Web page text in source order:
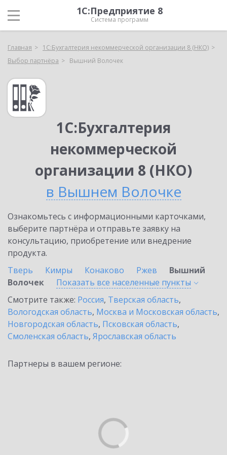
1С:Предприятие 8
Система программ
Главная
1С:Бухгалтерия некоммерческой организации 8 (НКО)
Выбор партнёра
Вышний Волочек
1С:Бухгалтерия
некоммерческой
организации 8 (НКО)
в Вышнем Волочке
Ознакомьтесь с информационными карточками,
выберите партнёра и отправьте заявку на
консультацию, приобретение или внедрение
продукта.
Тверь
Кимры Конаково Ржев
Вышний
Волочек
Показать все населенные пункты
Смотрите также: Россия, Тверская область,
Вологодская область, Москва и Московская область,
Новгородская область, Псковская область,
Смоленская область, Ярославская область
Партнеры в вашем регионе: